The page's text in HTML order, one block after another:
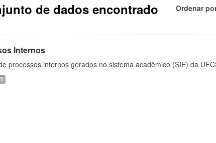
Ordenar
de dados encontrado
Internos
processos internos gerados no sistema acadêmico (SIE) da